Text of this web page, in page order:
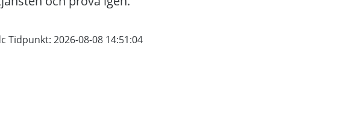
Tidpunkt: 2026-08-08 14:51:04